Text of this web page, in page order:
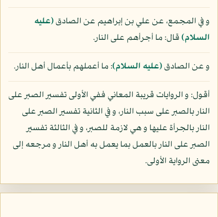
و في المجمع، عن علي بن إبراهيم عن الصادق(عليه
السلام)قال: ما أجرأهم على النار.
و عن الصادق(عليه السلام): ما أعملهم بأعمال أهل النار.
أقول: و الروايات قريبة المعاني ففي الأولى تفسير الصبر على
النار بالصبر على سبب النار، و في الثانية تفسير الصبر على
النار بالجرأة عليها و هي لازمة للصبر، و في الثالثة تفسير
الصبر على النار بالعمل بما يعمل به أهل النار و مرجعه إلى
معنى الرواية الأولى.